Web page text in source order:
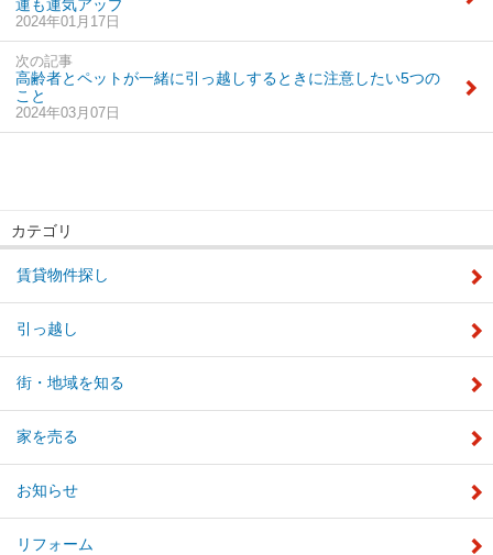
運も運気アップ
2024年01月17日
次の記事
高齢者とペットが一緒に引っ越しするときに注意したい5つの
こと
2024年03月07日
カテゴリ
賃貸物件探し
引っ越し
街・地域を知る
家を売る
お知らせ
リフォーム